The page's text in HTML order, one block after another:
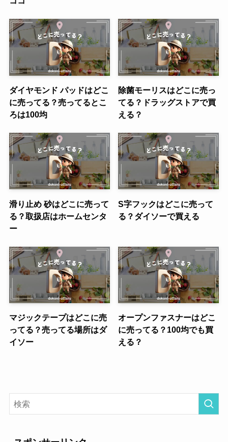
ダイヤモンド パッドはどこ
に売ってる？売ってるとこ
ろは100均
除菌モーリスはどこに売っ
てる？ドラッグストアで買
える？
滑り止め 砂はどこに売って
る？取扱店はホームセンタ
ー
S字フックはどこに売って
る？ダイソーで買える
マジックテープはどこに売
ってる？売ってる場所はダ
イソー
オープンファスナーはどこ
に売ってる？100均でも買
える？